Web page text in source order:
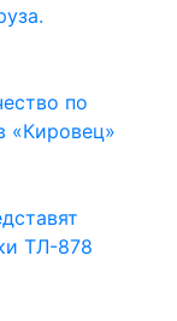
по
«Кировец»
ТЛ-878